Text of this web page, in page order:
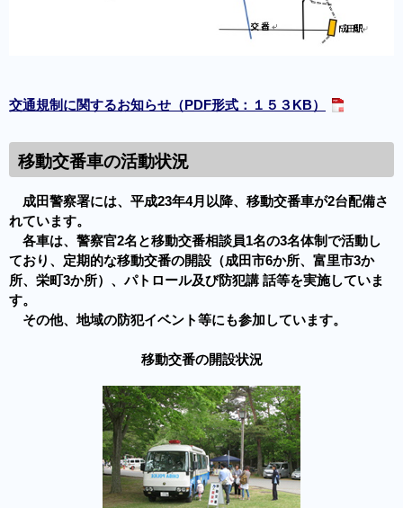
交通規制に関するお知らせ（PDF形式：１５３KB）
移動交番車の活動状況
成田警察署には、平成23年4月以降、移動交番車が2台配備さ
れています。
各車は、警察官2名と移動交番相談員1名の3名体制で活動し
ており、定期的な移動交番の開設（成田市6か所、富里市3か
所、栄町3か所）、パトロール及び防犯講 話等を実施していま
す。
その他、地域の防犯イベント等にも参加しています。
移動交番の開設状況